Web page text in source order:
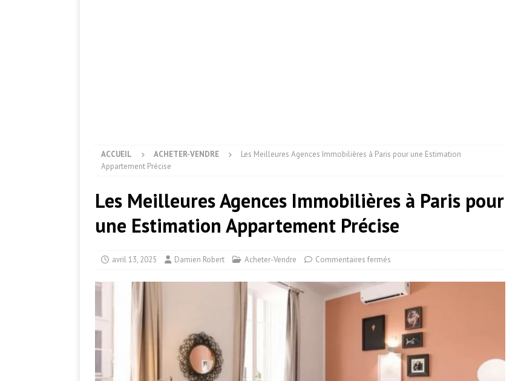
ACCUEIL ACHETER-VENDRE
Les Meilleures Agences Immobilières à Paris pour une Estimation
Appartement Précise
Les Meilleures Agences Immobilières à Paris pour
une Estimation Appartement Précise
avril 13, 2025 Damien Robert Acheter-Vendre Commentaires fermés